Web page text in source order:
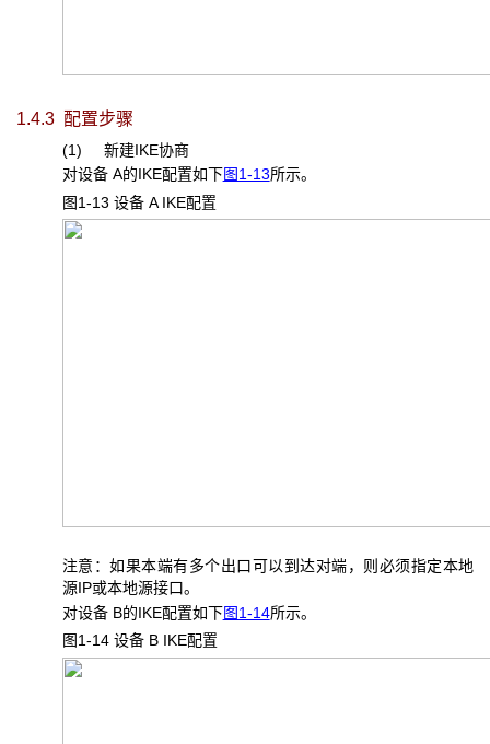
1.4.3 配置步骤
(1) 新建IKE协商
对设备 A的IKE配置如下图1-13所示。
图1-13 设备 A IKE配置
注意：如果本端有多个出口可以到达对端，则必须指定本地
源IP或本地源接口。
对设备 B的IKE配置如下图1-14所示。
图1-14 设备 B IKE配置